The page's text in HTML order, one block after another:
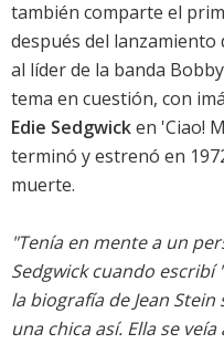
también comparte el
después del lanzamiento
al líder de la banda
tema en cuestión, con
Edie Sedgwicken 'Ciao!
terminó y estrenó en
muerte.
"Tenía en mente a un
Sedgwick cuando escribí
la biografía de Jean
una chica así. Ella se